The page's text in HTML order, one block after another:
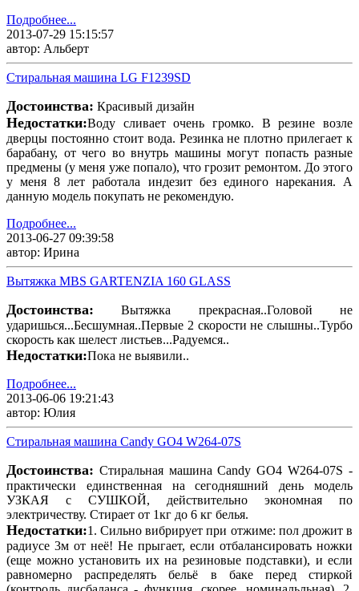
Подробнее...
2013-07-29 15:15:57
автор: Альберт
Стиральная машина LG F1239SD
Достоинства: Красивый дизайн
Недостатки:Воду сливает очень громко. В резине возле
дверцы постоянно стоит вода. Резинка не плотно прилегает к
барабану, от чего во внутрь машины могут попасть разные
предмены (у меня уже попало), что грозит ремонтом. До этого
у меня 8 лет работала индезит без единого нарекания. А
данную модель покупать не рекомендую.
Подробнее...
2013-06-27 09:39:58
автор: Ирина
Вытяжка MBS GARTENZIA 160 GLASS
Достоинства: Вытяжка прекрасная..Головой не
ударишься...Бесшумная..Первые 2 скорости не слышны..Турбо
скорость как шелест листьев...Радуемся..
Недостатки:Пока не выявили..
Подробнее...
2013-06-06 19:21:43
автор: Юлия
Стиральная машина Candy GO4 W264-07S
Достоинства: Стиральная машина Candy GO4 W264-07S -
практически единственная на сегодняшний день модель
УЗКАЯ с СУШКОЙ, действительно экономная по
электричеству. Стирает от 1кг до 6 кг белья.
Недостатки:1. Сильно вибрирует при отжиме: пол дрожит в
радиусе 3м от неё! Не прыгает, если отбалансировать ножки
(еще можно установить их на резиновые подставки), и если
равномерно распределять бельё в баке перед стиркой